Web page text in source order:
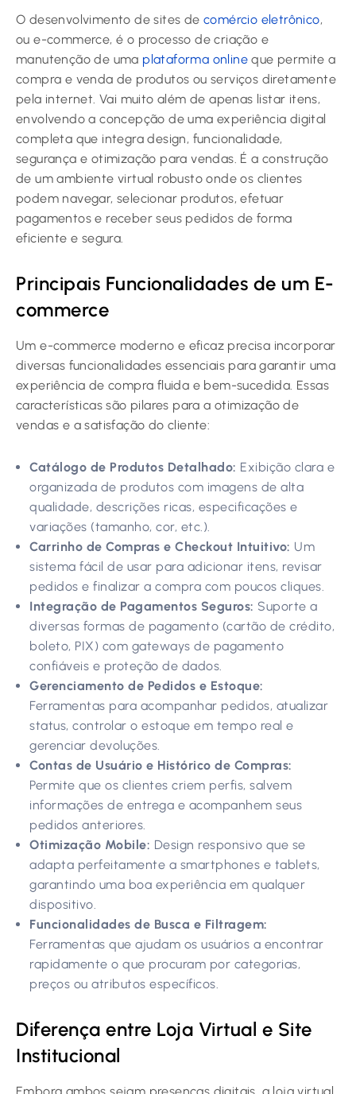
O desenvolvimento de sites de comércio eletrônico,
ou e-commerce, é o processo de criação e
manutenção de uma plataforma online que permite a
compra e venda de produtos ou serviços diretamente
pela internet. Vai muito além de apenas listar itens,
envolvendo a concepção de uma experiência digital
completa que integra design, funcionalidade,
segurança e otimização para vendas. É a construção
de um ambiente virtual robusto onde os clientes
podem navegar, selecionar produtos, efetuar
pagamentos e receber seus pedidos de forma
eficiente e segura.
Principais Funcionalidades de um E-
commerce
Um e-commerce moderno e eficaz precisa incorporar
diversas funcionalidades essenciais para garantir uma
experiência de compra fluida e bem-sucedida. Essas
características são pilares para a otimização de
vendas e a satisfação do cliente:
Catálogo de Produtos Detalhado: Exibição clara e
organizada de produtos com imagens de alta
qualidade, descrições ricas, especificações e
variações (tamanho, cor, etc.).
Carrinho de Compras e Checkout Intuitivo: Um
sistema fácil de usar para adicionar itens, revisar
pedidos e finalizar a compra com poucos cliques.
Integração de Pagamentos Seguros: Suporte a
diversas formas de pagamento (cartão de crédito,
boleto, PIX) com gateways de pagamento
confiáveis e proteção de dados.
Gerenciamento de Pedidos e Estoque:
Ferramentas para acompanhar pedidos, atualizar
status, controlar o estoque em tempo real e
gerenciar devoluções.
Contas de Usuário e Histórico de Compras:
Permite que os clientes criem perfis, salvem
informações de entrega e acompanhem seus
pedidos anteriores.
Otimização Mobile: Design responsivo que se
adapta perfeitamente a smartphones e tablets,
garantindo uma boa experiência em qualquer
dispositivo.
Funcionalidades de Busca e Filtragem:
Ferramentas que ajudam os usuários a encontrar
rapidamente o que procuram por categorias,
preços ou atributos específicos.
Diferença entre Loja Virtual e Site
Institucional